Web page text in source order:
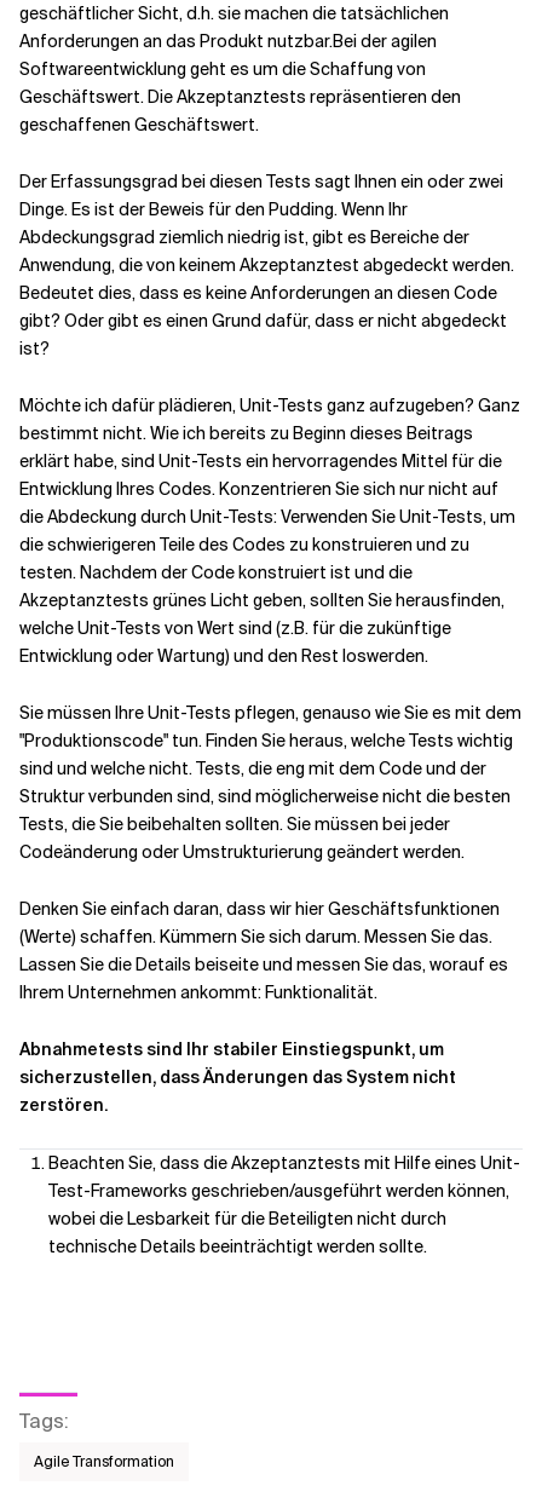
geschäftlicher Sicht, d.h. sie machen die tatsächlichen
Anforderungen an das Produkt nutzbar.Bei der agilen
Softwareentwicklung geht es um die Schaffung von
Geschäftswert. Die Akzeptanztests repräsentieren den
geschaffenen Geschäftswert.
Der Erfassungsgrad bei diesen Tests sagt Ihnen ein oder zwei
Dinge. Es ist der Beweis für den Pudding. Wenn Ihr
Abdeckungsgrad ziemlich niedrig ist, gibt es Bereiche der
Anwendung, die von keinem Akzeptanztest abgedeckt werden.
Bedeutet dies, dass es keine Anforderungen an diesen Code
gibt? Oder gibt es einen Grund dafür, dass er nicht abgedeckt
ist?
Möchte ich dafür plädieren, Unit-Tests ganz aufzugeben? Ganz
bestimmt nicht. Wie ich bereits zu Beginn dieses Beitrags
erklärt habe, sind Unit-Tests ein hervorragendes Mittel für die
Entwicklung Ihres Codes. Konzentrieren Sie sich nur nicht auf
die Abdeckung durch Unit-Tests: Verwenden Sie Unit-Tests, um
die schwierigeren Teile des Codes zu konstruieren und zu
testen. Nachdem der Code konstruiert ist und die
Akzeptanztests grünes Licht geben, sollten Sie herausfinden,
welche Unit-Tests von Wert sind (z.B. für die zukünftige
Entwicklung oder Wartung) und den Rest loswerden.
Sie müssen Ihre Unit-Tests pflegen, genauso wie Sie es mit dem
"Produktionscode" tun. Finden Sie heraus, welche Tests wichtig
sind und welche nicht. Tests, die eng mit dem Code und der
Struktur verbunden sind, sind möglicherweise nicht die besten
Tests, die Sie beibehalten sollten. Sie müssen bei jeder
Codeänderung oder Umstrukturierung geändert werden.
Denken Sie einfach daran, dass wir hier Geschäftsfunktionen
(Werte) schaffen. Kümmern Sie sich darum. Messen Sie das.
Lassen Sie die Details beiseite und messen Sie das, worauf es
Ihrem Unternehmen ankommt: Funktionalität.
Abnahmetests sind Ihr stabiler Einstiegspunkt, um
sicherzustellen, dass Änderungen das System nicht
zerstören.
Beachten Sie, dass die Akzeptanztests mit Hilfe eines Unit-
Test-Frameworks geschrieben/ausgeführt werden können,
wobei die Lesbarkeit für die Beteiligten nicht durch
technische Details beeinträchtigt werden sollte.
Tags:
Agile Transformation